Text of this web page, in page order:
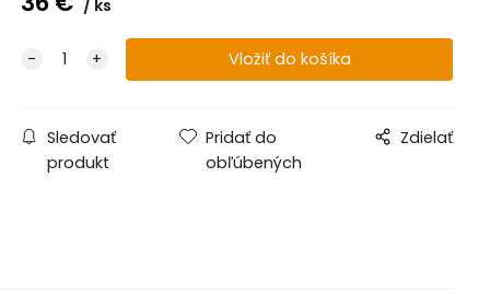
ks
Sledovať
produkt
Pridať do
obľúbených
Zdielať